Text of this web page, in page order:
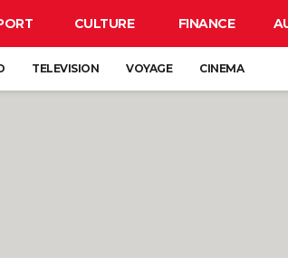
CULTURE FINANCE
TELEVISION VOYAGE CINEMA